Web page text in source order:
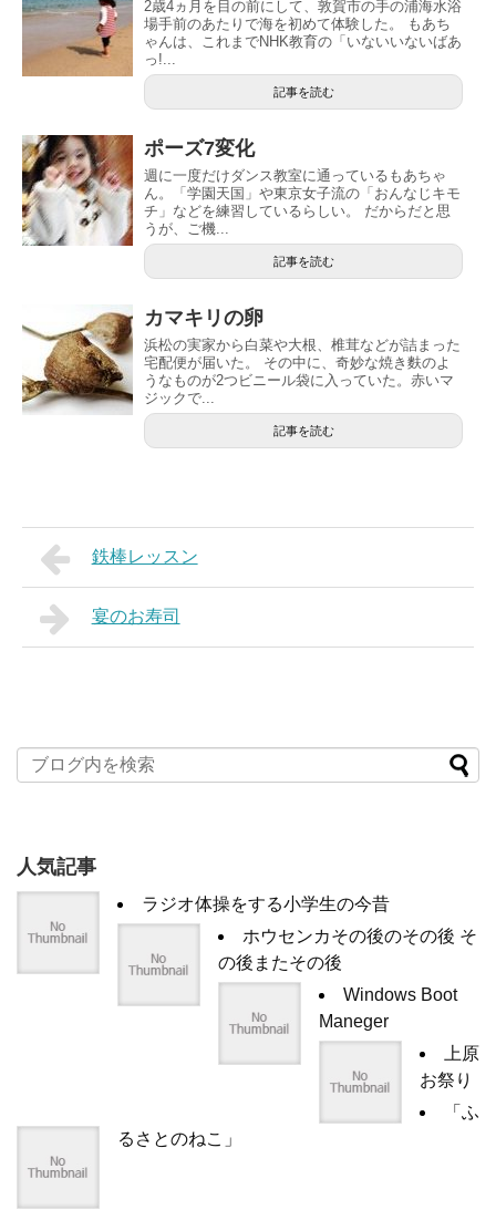
2歳4ヵ月を目の前にして、敦賀市の手の浦海水浴
場手前のあたりで海を初めて体験した。 もあち
ゃんは、これまでNHK教育の「いないいないばあ
っ!...
記事を読む
ポーズ7変化
週に一度だけダンス教室に通っているもあちゃ
ん。「学園天国」や東京女子流の「おんなじキモ
チ」などを練習しているらしい。 だからだと思
うが、ご機...
記事を読む
カマキリの卵
浜松の実家から白菜や大根、椎茸などが詰まった
宅配便が届いた。 その中に、奇妙な焼き麩のよ
うなものが2つビニール袋に入っていた。赤いマ
ジックで...
記事を読む
鉄棒レッスン
宴のお寿司
人気記事
ラジオ体操をする小学生の今昔
ホウセンカその後のその後 そ
の後またその後
Windows Boot
Maneger
上原
お祭り
「ふ
るさとのねこ」